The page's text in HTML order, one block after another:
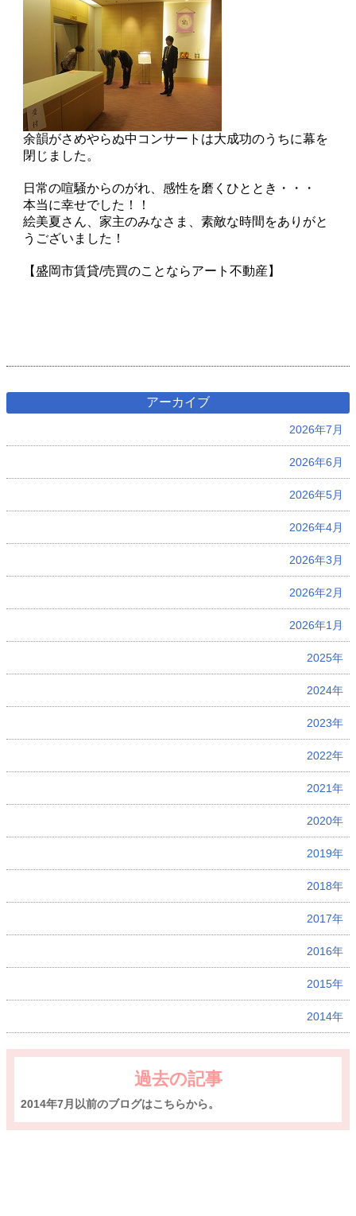
余韻がさめやらぬ中コンサートは大成功のうちに幕を
閉じました。
日常の喧騒からのがれ、感性を磨くひととき・・・
本当に幸せでした！！
絵美夏さん、家主のみなさま、素敵な時間をありがと
うございました！
【盛岡市賃貸/売買のことならアート不動産】
アーカイブ
2026年7月
2026年6月
2026年5月
2026年4月
2026年3月
2026年2月
2026年1月
2025年
2024年
2023年
2022年
2021年
2020年
2019年
2018年
2017年
2016年
2015年
2014年
過去の記事
2014年7月以前のブログはこちらから。